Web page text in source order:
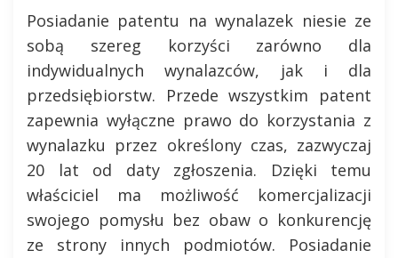
Posiadanie patentu na wynalazek niesie ze
sobą szereg korzyści zarówno dla
indywidualnych wynalazców, jak i dla
przedsiębiorstw. Przede wszystkim patent
zapewnia wyłączne prawo do korzystania z
wynalazku przez określony czas, zazwyczaj
20 lat od daty zgłoszenia. Dzięki temu
właściciel ma możliwość komercjalizacji
swojego pomysłu bez obaw o konkurencję
ze strony innych podmiotów. Posiadanie